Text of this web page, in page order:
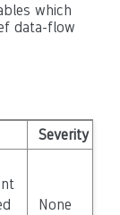
which
data-flow
Severity
None